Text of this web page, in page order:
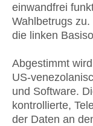
einwandfrei
Wahlbetrugs
die linken
Abgestimmt
US-
und Software.
kontrollierte,
der Daten an